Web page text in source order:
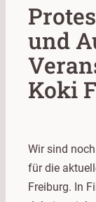
und
Koki
Wir sind
für die
Freiburg. In